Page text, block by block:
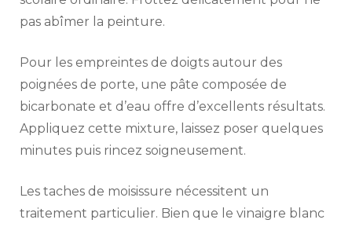
pas abîmer la peinture.
Pour les empreintes de doigts autour des
poignées de porte, une pâte composée de
bicarbonate et d’eau offre d’excellents résultats.
Appliquez cette mixture, laissez poser quelques
minutes puis rincez soigneusement.
Les taches de moisissure nécessitent un
traitement particulier. Bien que le vinaigre blanc